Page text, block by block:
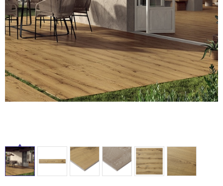
ロートアイアン 天然石・石材
メンテナンス・施工材 新商品
お役立ち情報 住まいのスタイリング
アイデア
ミラタップチャンネル
オンライン相談
イ
ル
屋
内
床・
室
床・
駐